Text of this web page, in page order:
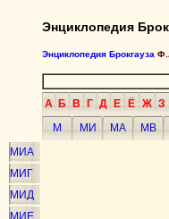
Энциклопедия
Энциклопедия Брокгауза
А Б В Г Д Е Ё Ж З
М
МИ МА МВ
МИА
МИГ
МИД
МИЕ